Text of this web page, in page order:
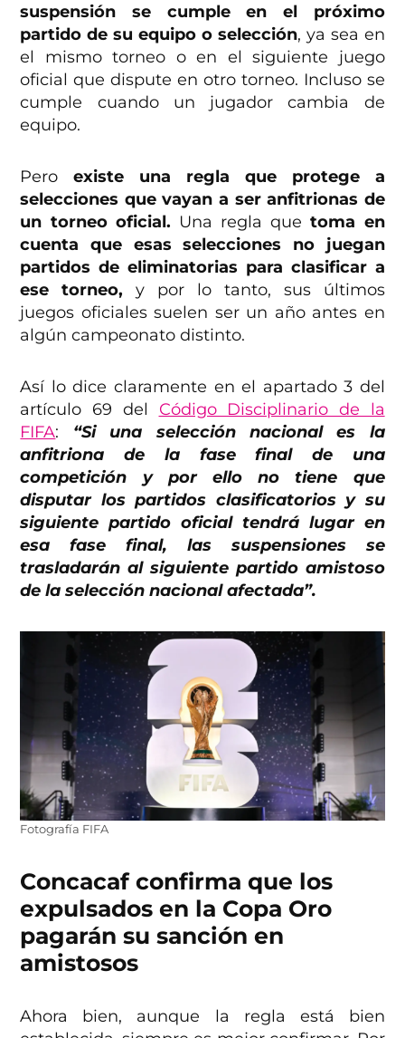
suspensión se cumple en el próximo
partido de su equipo o selección, ya sea en
el mismo torneo o en el siguiente juego
oficial que dispute en otro torneo. Incluso se
cumple cuando un jugador cambia de
equipo.
Peroexiste una regla que protege a
selecciones que vayan a ser anfitrionas de
un torneo oficial. Una regla quetoma en
cuenta que esas selecciones no juegan
partidos de eliminatorias para clasificar a
ese torneo, y por lo tanto, sus últimos
juegos oficiales suelen ser un año antes en
algún campeonato distinto.
Así lo dice claramente en el apartado 3 del
artículo 69 del Código Disciplinario de la
FIFA: “Si una selección nacional es la
anfitriona de la fase final de una
competición y por ello no tiene que
disputar los partidos clasificatorios y su
siguiente partido oficial tendrá lugar en
esa fase final, las suspensiones se
trasladarán al siguiente partido amistoso
de la selección nacional afectada”.
Fotografía FIFA
Concacaf confirma que los
expulsados en la Copa Oro
pagarán su sanción en
amistosos
Ahora bien, aunque la regla está bien